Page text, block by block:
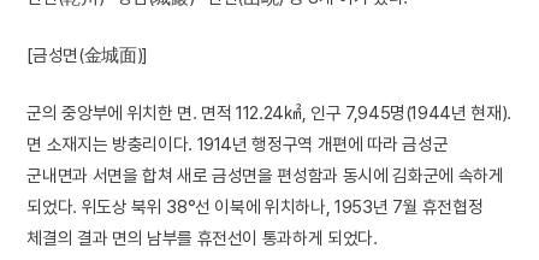
[금성면(金城面)]
군의 중앙부에 위치한 면. 면적 112.24㎢, 인구 7,945명(1944년 현재).
면 소재지는 방충리이다. 1914년 행정구역 개편에 따라 금성군
군내면과 서면을 합쳐 새로 금성면을 편성함과 동시에 김화군에 속하게
되었다. 위도상 북위 38°선 이북에 위치하나, 1953년 7월 휴전협정
체결의 결과 면의 남부를 휴전선이 통과하게 되었다.